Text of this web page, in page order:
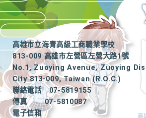
高雄市立海青高級工商職業學校
813-009 高雄市左營區左營大路1號
No.1, Zuoying Avenue, Zuoying
City 813-009, Taiwan (R.O.C.)
聯絡電話
07-5819155
|
傳真
07-5810087
電子信箱